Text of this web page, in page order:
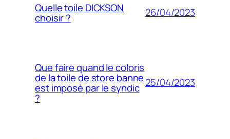
Quelle toile DICKSON
choisir ? 26/04/2023
Que faire quand le coloris
de la toile de store banne
est imposé par le syndic
?
25/04/2023